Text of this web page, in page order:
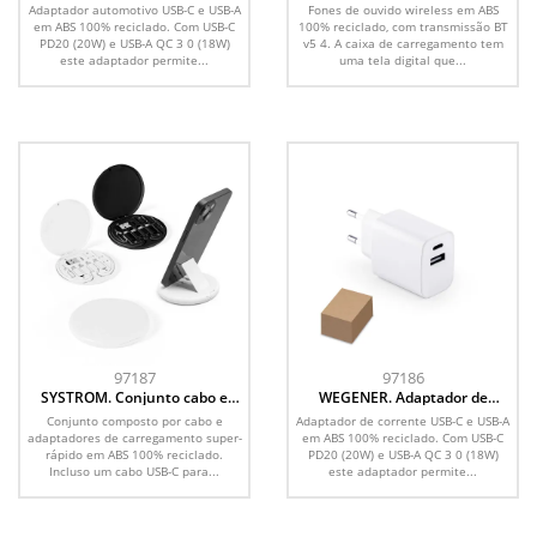
20W em ABS 100% reciclado
Adaptador automotivo USB-C e USB-A
em ABS 100% reciclado. Com USB-C
PD20 (20W) e USB-A QC 3 0 (18W)
este adaptador permite...
(200 mAh), em ABS 100%
reciclado
Fones de ouvido wireless em ABS
100% reciclado, com transmissão BT
v5 4. A caixa de carregamento tem
uma tela digital que...
97187
SYSTROM. Conjunto cabo e
adaptadores de carregamento
super-rápido, em ABS 100%
reciclado
Conjunto composto por cabo e
adaptadores de carregamento super-
rápido em ABS 100% reciclado.
Incluso um cabo USB-C para...
97186
WEGENER. Adaptador de
corrente com porta USB-A 18W
e USB-C 20W em ABS 100%
reciclado
Adaptador de corrente USB-C e USB-A
em ABS 100% reciclado. Com USB-C
PD20 (20W) e USB-A QC 3 0 (18W)
este adaptador permite...